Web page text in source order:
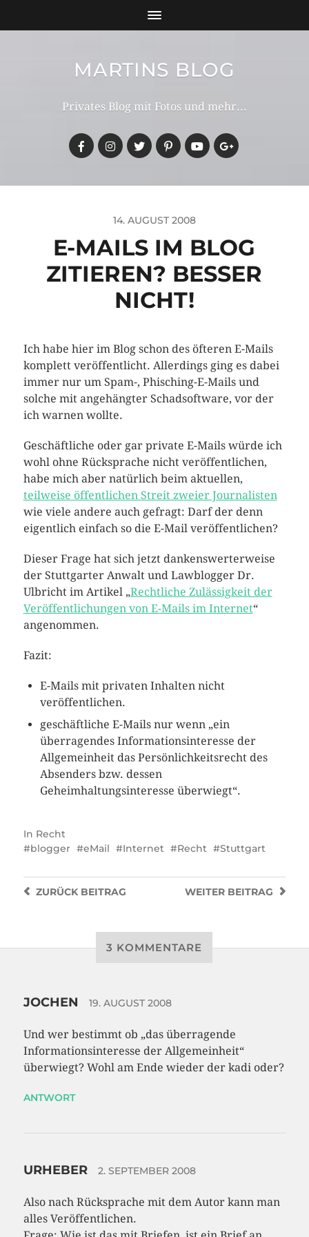
MARTINS BLOG
Privates Blog mit Fotos und mehr...
14. AUGUST 2008
E-MAILS IM BLOG
ZITIEREN? BESSER
NICHT!
Ich habe hier im Blog schon des öfteren E-Mails
komplett veröffentlicht. Allerdings ging es dabei
immer nur um Spam-, Phisching-E-Mails und
solche mit angehängter Schadsoftware, vor der
ich warnen wollte.
Geschäftliche oder gar private E-Mails würde ich
wohl ohne Rücksprache nicht veröffentlichen,
habe mich aber natürlich beim aktuellen,
teilweise öffentlichen Streit zweier Journalisten
wie viele andere auch gefragt: Darf der denn
eigentlich einfach so die E-Mail veröffentlichen?
Dieser Frage hat sich jetzt dankenswerterweise
der Stuttgarter Anwalt und Lawblogger Dr.
Ulbricht im Artikel „Rechtliche Zulässigkeit der
Veröffentlichungen von E-Mails im Internet“
angenommen.
Fazit:
E-Mails mit privaten Inhalten nicht
veröffentlichen.
geschäftliche E-Mails nur wenn „ein
überragendes Informationsinteresse der
Allgemeinheit das Persönlichkeitsrecht des
Absenders bzw. dessen
Geheimhaltungsinteresse überwiegt“.
In Recht
blogger
eMail Internet Recht Stuttgart
WEITER BEITRAG
ZURÜCKBEITRAG
3 KOMMENTARE
JOCHEN 19. AUGUST 2008
Und wer bestimmt ob „das überragende
Informationsinteresse der Allgemeinheit“
überwiegt? Wohl am Ende wieder der kadi oder?
ANTWORT
URHEBER 2. SEPTEMBER 2008
Also nach Rücksprache mit dem Autor kann man
alles Veröffentlichen.